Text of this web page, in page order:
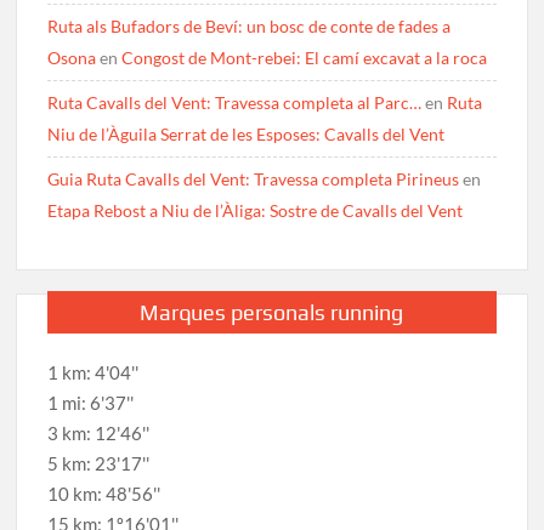
Ruta als Bufadors de Beví: un bosc de conte de fades a
OsonaenCongost de Mont-rebei: El camí excavat a la roca
Ruta Cavalls del Vent: Travessa completa al Parc…en Ruta
Niu de l’Àguila Serrat de les Esposes: Cavalls del Vent
Guia Ruta Cavalls del Vent: Travessa completa Pirineusen
Etapa Rebost a Niu de l’Àliga: Sostre de Cavalls del Vent
Marques personals running
1 km: 4'04''
1 mi: 6'37''
3 km: 12'46''
5 km: 23'17''
10 km: 48'56''
15 km: 1º16'01''